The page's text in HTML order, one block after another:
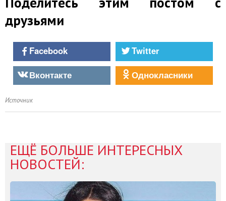
друзьями
Facebook
Twitter
Вконтакте
Однокласники
Источник
ЕЩЁ БОЛЬШЕ ИНТЕРЕСНЫХ
НОВОСТЕЙ: